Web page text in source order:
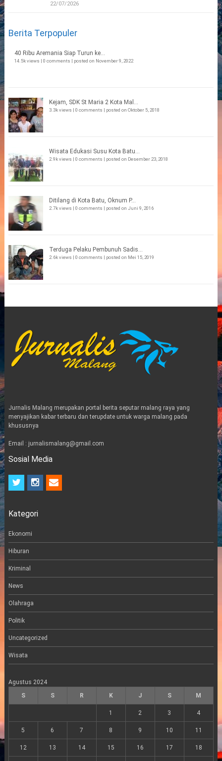
22/07/2026
Berita Terpopuler
40 Ribu Aremania Siap Turun ke...
14.5k views | 0 comments | posted on November 9, 2022
Kejam, SDK St Maria 2 Kota Mal...
3.3k views | 0 comments | posted on Oktober 5, 2018
Wisata Edukasi Susu Kota Batu...
2.9k views | 0 comments | posted on Desember 23, 2018
Ditilang di Kota Batu, Oknum P...
2.7k views | 0 comments | posted on Juni 9, 2016
Terduga Pelaku Pembunuh Sadis...
2.6k views | 0 comments | posted on Mei 15, 2019
Jurnalis Malang merupakan portal berita seputar malang raya yang
menyajikan kabar terbaru dan terupdate untuk warga malang pada
khususnya
Email : jurnalismalang@gmail.com
Sosial Media
t
t
r
i
n
a
e
m
Kategori
Ekonomi
Hiburan
Kriminal
News
Olahraga
Politik
Uncategorized
Wisata
Agustus 2024
S
S R K J S M
1 2 3 4
5 6 7 8 9 10 11
12 13 14 15 16 17 18